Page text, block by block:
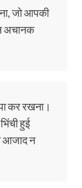
जो आपकी
अचानक
कर रखना।
हुई
आजाद न